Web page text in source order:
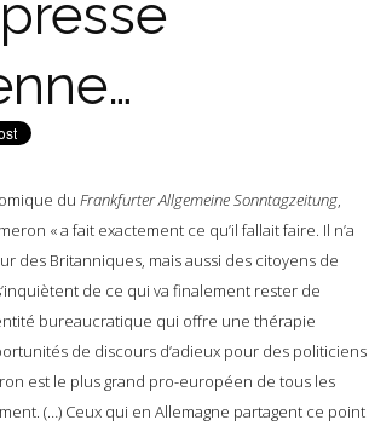
du Frankfurter Allgemeine Sonntagzeitung,
« a fait exactement ce qu’il fallait faire. Il n’a
des Britanniques, mais aussi des citoyens de
de ce qui va finalement rester de
bureaucratique qui offre une thérapie
de discours d’adieux pour des politiciens
est le plus grand pro-européen de tous les
(…) Ceux qui en Allemagne partagent ce point